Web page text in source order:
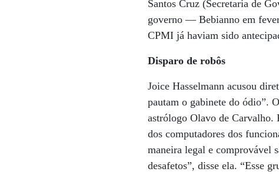
Santos Cruz (Secretaria de
governo — Bebianno em
CPMI já haviam sido
Disparo de robôs
Joice Hasselmann acusou
pautam o gabinete do ódio”.
astrólogo Olavo de Carvalho.
dos computadores dos
maneira legal e comprovável
desafetos”, disse ela. “Esse